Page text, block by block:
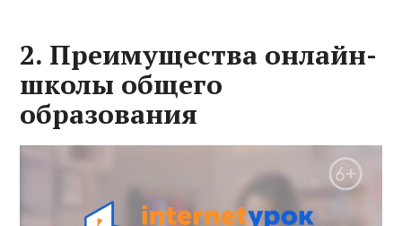
2. Преимущества онлайн-
школы общего
образования